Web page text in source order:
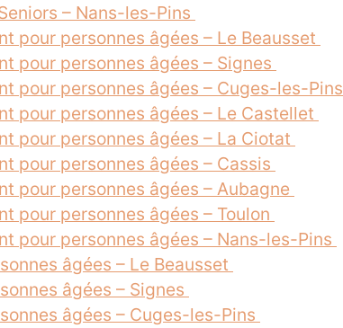
– Nans-les-Pins
pour personnes âgées – Le Beausset
pour personnes âgées – Signes
pour personnes âgées – Cuges-les-Pins
pour personnes âgées – Le Castellet
pour personnes âgées – La Ciotat
pour personnes âgées – Cassis
pour personnes âgées – Aubagne
pour personnes âgées – Toulon
pour personnes âgées – Nans-les-Pins
âgées – Le Beausset
âgées – Signes
âgées – Cuges-les-Pins